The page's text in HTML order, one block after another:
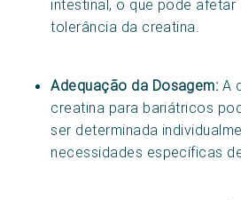
intestinal, o que pode
tolerância da creatina.
Adequação da Dosagem: A
creatina para bariátricos
ser determinada
necessidades específicas